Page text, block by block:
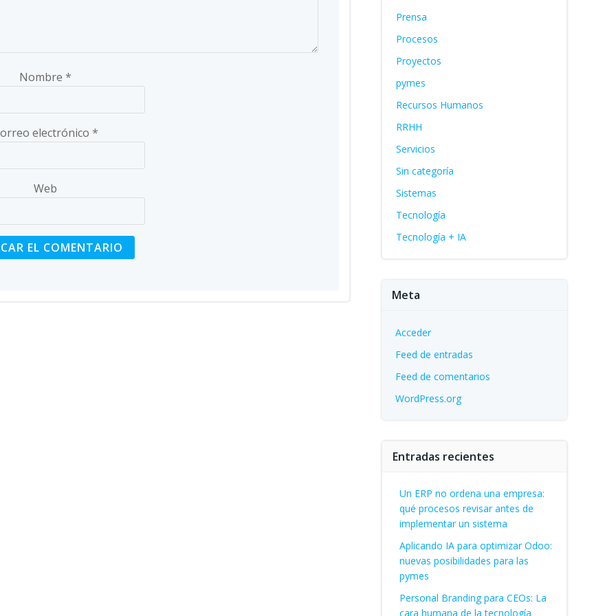
Nombre *
electrónico *
Web
Prensa
Procesos
Proyectos
pymes
Recursos Humanos
RRHH
Servicios
Sin categoría
Sistemas
Tecnología
Tecnología + IA
Meta
Acceder
Feed de entradas
Feed de comentarios
WordPress.org
Entradas recientes
Un ERP no ordena una empresa:
qué procesos revisar antes de
implementar un sistema
Aplicando IA para optimizar Odoo:
nuevas posibilidades para las
pymes
Personal Branding para CEOs: La
cara humana de la tecnología